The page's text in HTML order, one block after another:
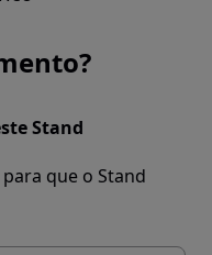
Stand
que o Stand